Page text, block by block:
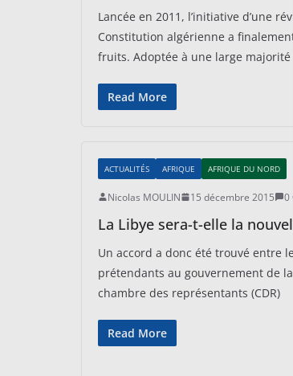
Lancée en 2011, l’initiative d’une
Constitution algérienne a
fruits. Adoptée à une large majorité
Read More
ACTUALITÉS AFRIQUE AFRIQUE DU NORD
Nicolas MOULIN 15 décembre 2015 0
La Libye sera-t-elle la
Un accord a donc été trouvé entre
prétendants au gouvernement de
chambre des représentants (CDR)
Read More